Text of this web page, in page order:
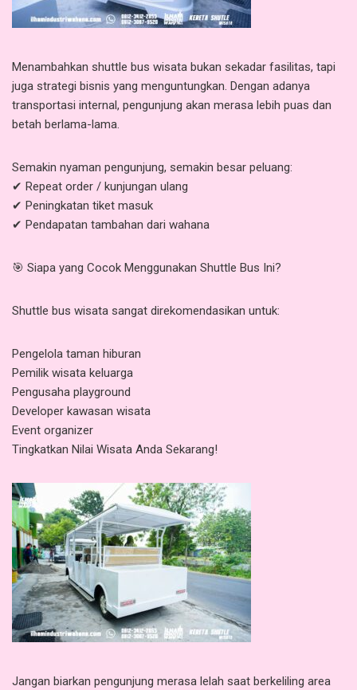
Menambahkan shuttle bus wisata bukan sekadar fasilitas, tapi
juga strategi bisnis yang menguntungkan. Dengan adanya
transportasi internal, pengunjung akan merasa lebih puas dan
betah berlama-lama.
Semakin nyaman pengunjung, semakin besar peluang:
✔ Repeat order / kunjungan ulang
✔ Peningkatan tiket masuk
✔ Pendapatan tambahan dari wahana
🎯 Siapa yang Cocok Menggunakan Shuttle Bus Ini?
Shuttle bus wisata sangat direkomendasikan untuk:
Pengelola taman hiburan
Pemilik wisata keluarga
Pengusaha playground
Developer kawasan wisata
Event organizer
Tingkatkan Nilai Wisata Anda Sekarang!
Jangan biarkan pengunjung merasa lelah saat berkeliling area